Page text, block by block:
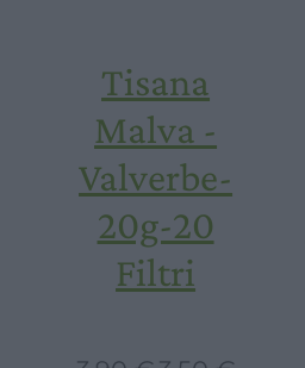
Tisana
Malva -
Valverbe-
20g-20
Filtri